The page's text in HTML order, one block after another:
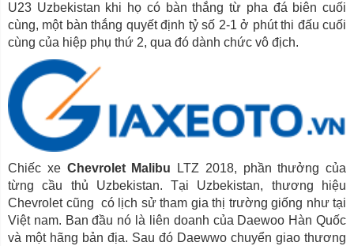
U23 Uzbekistan khi họ có bàn thắng từ pha đá biên cuối
cùng, một bàn thắng quyết định tỷ số 2-1 ở phút thi đấu cuối
cùng của hiệp phụ thứ 2, qua đó dành chức vô địch.
Chiếc xe Chevrolet Malibu LTZ 2018, phần thưởng của
từng cầu thủ Uzbekistan. Tại Uzbekistan, thương hiệu
Chevrolet cũng có lịch sử tham gia thị trường giống như tại
Việt nam. Ban đầu nó là liên doanh của Daewoo Hàn Quốc
và một hãng bản địa. Sau đó Daewwo chuyển giao thương